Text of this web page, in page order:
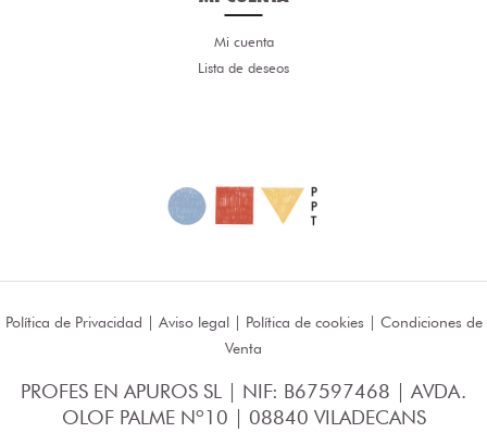
Mi cuenta
Lista de deseos
Política de Privacidad | Aviso legal| Política de cookies | Condiciones de
Venta
PROFES EN APUROS SL | NIF: B67597468 | AVDA.
OLOF PALME Nº10 | 08840 VILADECANS